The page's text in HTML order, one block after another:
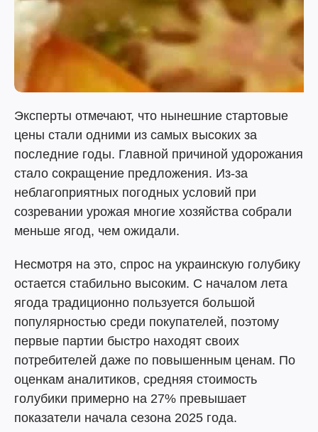
Эксперты отмечают, что нынешние стартовые
цены стали одними из самых высоких за
последние годы. Главной причиной удорожания
стало сокращение предложения. Из-за
неблагоприятных погодных условий при
созревании урожая многие хозяйства собрали
меньше ягод, чем ожидали.
Несмотря на это, спрос на украинскую голубику
остается стабильно высоким. С началом лета
ягода традиционно пользуется большой
популярностью среди покупателей, поэтому
первые партии быстро находят своих
потребителей даже по повышенным ценам. По
оценкам аналитиков, средняя стоимость
голубики примерно на 27% превышает
показатели начала сезона 2025 года.